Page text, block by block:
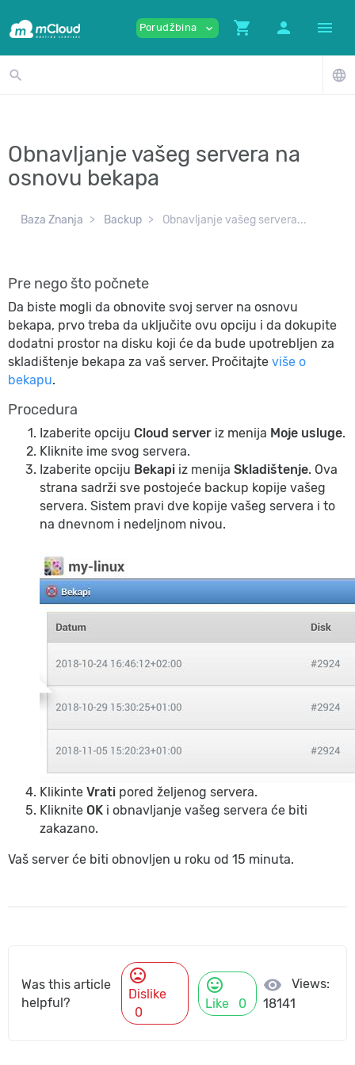
Porudžbina expand_more shopping_cart person menu
search language
Obnavljanje vašeg servera na
osnovu bekapa
Baza Znanja Backup Obnavljanje vašeg servera...
Pre nego što počnete
Da biste mogli da obnovite svoj server na osnovu
bekapa, prvo treba da uključite ovu opciju i da dokupite
dodatni prostor na disku koji će da bude upotrebljen za
skladištenje bekapa za vaš server. Pročitajte više o
bekapu.
Procedura
Izaberite opciju Cloud server iz menija Moje usluge.
Kliknite ime svog servera.
Izaberite opciju Bekapi iz menija Skladištenje. Ova
strana sadrži sve postojeće backup kopije vašeg
servera. Sistem pravi dve kopije vašeg servera i to
na dnevnom i nedeljnom nivou.
Klikinte Vrati pored željenog servera.
Kliknite OK i obnavljanje vašeg servera će biti
zakazano.
Vaš server će biti obnovljen u roku od 15 minuta.
Was this article
helpful?
mood_bad
Dislike
0
mood
Like 0
visibility
Views:
18141